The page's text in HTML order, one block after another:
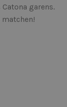
garens.